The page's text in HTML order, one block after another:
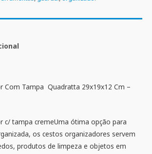
Com Tampa Quadratta 29x19x12 Cm –
c/ tampa cremeUma ótima opção para
os cestos organizadores servem
produtos de limpeza e objetos em